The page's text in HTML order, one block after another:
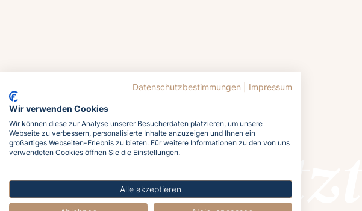
Datenschutzbestimmungen Impressum
Wir verwenden Cookies
Wir können diese zur Analyse unserer Besucherdaten platzieren, um unsere
Webseite zu verbessern, personalisierte Inhalte anzuzeigen und Ihnen ein
großartiges Webseiten-Erlebnis zu bieten. Für weitere Informationen zu den von uns
verwendeten Cookies öffnen Sie die Einstellungen.
Alle akzeptieren